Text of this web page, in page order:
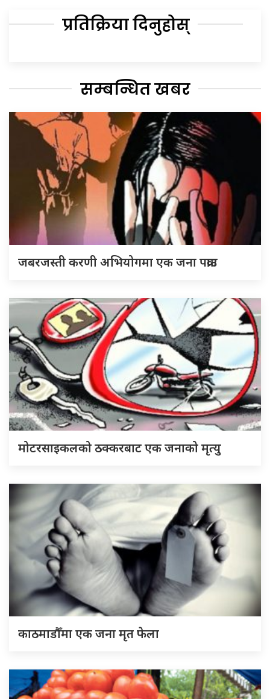
प्रतिक्रिया दिनुहोस्
सम्बन्धित खबर
जबरजस्ती करणी अभियोगमा एक जना पक्राउ
मोटरसाइकलको ठक्करबाट एक जनाको मृत्यु
काठमाडौँमा एक जना मृत फेला